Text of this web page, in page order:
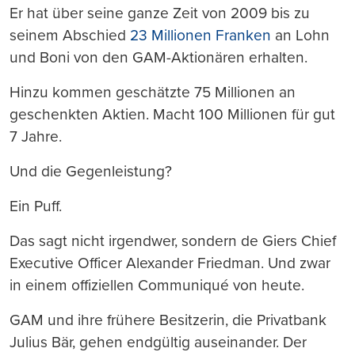
Er hat über seine ganze Zeit von 2009 bis zu
seinem Abschied 23 Millionen Franken an Lohn
und Boni von den GAM-Aktionären erhalten.
Hinzu kommen geschätzte 75 Millionen an
geschenkten Aktien. Macht 100 Millionen für gut
7 Jahre.
Und die Gegenleistung?
Ein Puff.
Das sagt nicht irgendwer, sondern de Giers Chief
Executive Officer Alexander Friedman. Und zwar
in einem offiziellen Communiqué von heute.
GAM und ihre frühere Besitzerin, die Privatbank
Julius Bär, gehen endgültig auseinander. Der